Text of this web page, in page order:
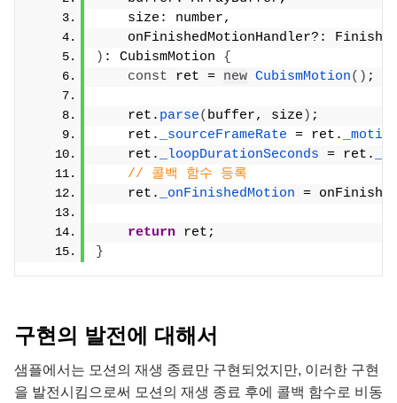
    size: number,
onFinishedMotionHandler?:
) : CubismMotion {
const ret = new CubismMotion() ;
    ret.
parse( buffer, size ) ;
    ret.
_sourceFrameRate = ret.
    ret.
_loopDurationSeconds = ret.
// 콜백 함수 등록
    ret.
_onFinishedMotion =
return ret;
}
구현의 발전에 대해서
샘플에서는 모션의 재생 종료만 구현되었지만, 이러한 구현
을 발전시킴으로써 모션의 재생 종료 후에 콜백 함수로 비동